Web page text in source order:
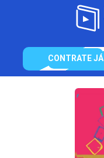
CONTRATE JÁ